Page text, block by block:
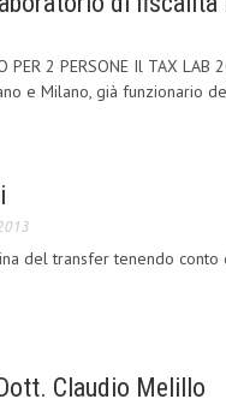
PER 2 PERSONE Il TAX
e Milano, già funzionario
del transfer tenendo
Claudio Melillo